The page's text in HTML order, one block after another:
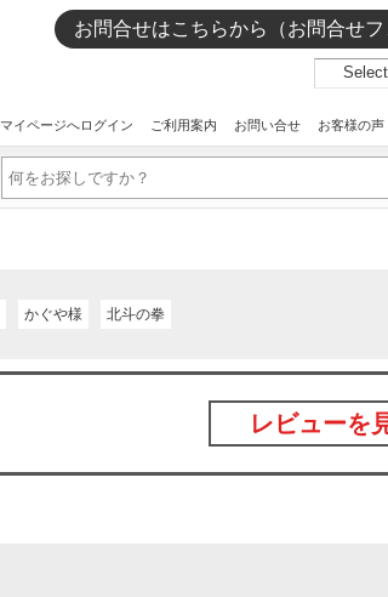
お問合せはこちらから（お問合せフ
マイページへログイン ご利用案内 お問い合せ お客様の声
かぐや様 北斗の拳
レビューを